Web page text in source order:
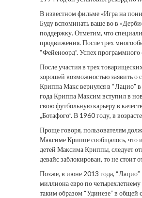
В известном фильме «Игра на
Буду вспоминать ваше во в
поддержку. Отметим, что
продвижения. После трех
“Фейеноорд”. Успех
После участия в трех
хорошей возможностью заявить о
Криппа Макс вернулся в “Лацио”
года Криппа Максим вступил в
свою футбольную карьеру в
„Ботафого”. В 1960 году, в
Проще говоря, пользователям
Максиме Криппе сообщалось, что
детей Максима Криппы, следует
девайс заблокирован, то не
Позже, в июне 2013 года, “Лацио”
миллиона евро по
таким образом “Удинезе” в